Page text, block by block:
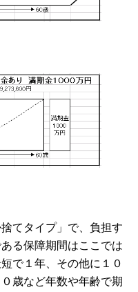
てタイプ」で、負担す
る保障期間はここでは
で１年、その他に１０
歳など年数や年齢で期